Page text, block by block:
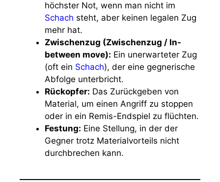
höchster Not, wenn man nicht im
Schach steht, aber keinen legalen Zug
mehr hat.
Zwischenzug (Zwischenzug / In-
between move): Ein unerwarteter Zug
(oft ein Schach), der eine gegnerische
Abfolge unterbricht.
Rückopfer: Das Zurückgeben von
Material, um einen Angriff zu stoppen
oder in ein Remis-Endspiel zu flüchten.
Festung: Eine Stellung, in der der
Gegner trotz Materialvorteils nicht
durchbrechen kann.